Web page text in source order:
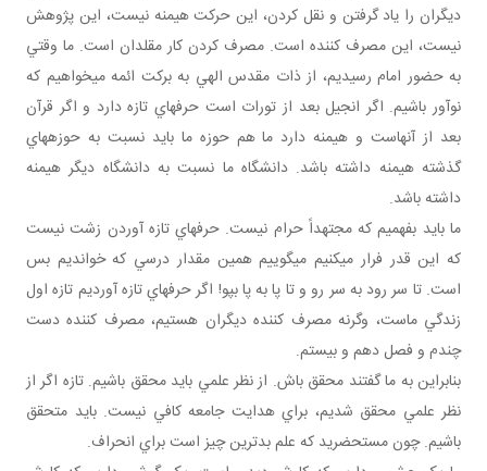
ديگران را ياد گرفتن و نقل کردن، اين حرکت هيمنه نيست، اين پژوهش
نيست، اين مصرف کننده است. مصرف کردن کار مقلدان است. ما وقتي
به حضور امام رسيديم، از ذات مقدس الهي به برکت ائمه مي خواهيم که
نوآور باشيم. اگر انجيل بعد از تورات است حرف هاي تازه دارد و اگر قرآن
بعد از آنهاست و هيمنه دارد ما هم حوزه ما بايد نسبت به حوزه هاي
گذشته هيمنه داشته باشد. دانشگاه ما نسبت به دانشگاه ديگر هيمنه
داشته باشد.
ما بايد بفهميم که مجتهداً حرام نيست. حرف هاي تازه آوردن زشت نيست
که اين قدر فرار مي کنيم مي گوييم همين مقدار درسي که خوانديم بس
است. تا سر رود به سر رو و تا پا به پا بپو! اگر حرف هاي تازه آورديم تازه اول
زندگي ماست، وگرنه مصرف کننده ديگران هستيم، مصرف کننده دست
چندم و فصل دهم و بيستم.
بنابراين به ما گفتند محقق باش. از نظر علمي بايد محقق باشيم. تازه اگر از
نظر علمي محقق شديم، براي هدايت جامعه کافي نيست. بايد متحقق
باشيم. چون مستحضريد که علم بدترين چيز است براي انحراف.